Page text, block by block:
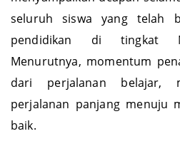
menyampaikan ucapan
seluruh siswa yang telah
pendidikan di tingkat
Menurutnya, momentum
dari perjalanan belajar,
perjalanan panjang menuju